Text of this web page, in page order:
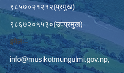
९८५७०२१२१२(प्रमुख)
९८६७२०५५३०(उपप्रमुख)
इमेलः–
info@musikotmungulmi.gov.np,